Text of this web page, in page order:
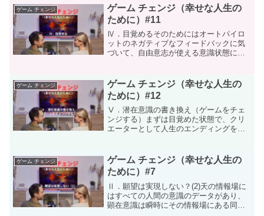
ゲーム チェンジ
ゲーム チェンジ（幸せな人生の
ために）#11
Ⅳ．目覚めるそのためにはオートパイロ
ットのネガティブなフィードバックに気
づいて、自由意志が使える意識状態にし
なデータで対消滅させて、ポジティブな
データの比率を高くして残...
ゲーム チェンジ
ゲーム チェンジ（幸せな人生の
ために）#12
Ⅴ．潜在意識の書き換え（ゲームをチェ
ンジする）まずは目覚めた状態で、クリ
エーターとして人生のエンディングを想
めます。これまでの人生を振り返り、そ
の上で改めて最終的に、ど...
ゲーム チェンジ
ゲーム チェンジ（幸せな人生の
ために）#7
Ⅱ．願望は実現しない？(2)天の情報場に
はすべての人間の意識のデータがあり、
顕在意識は瞬時にその情報場にある同種